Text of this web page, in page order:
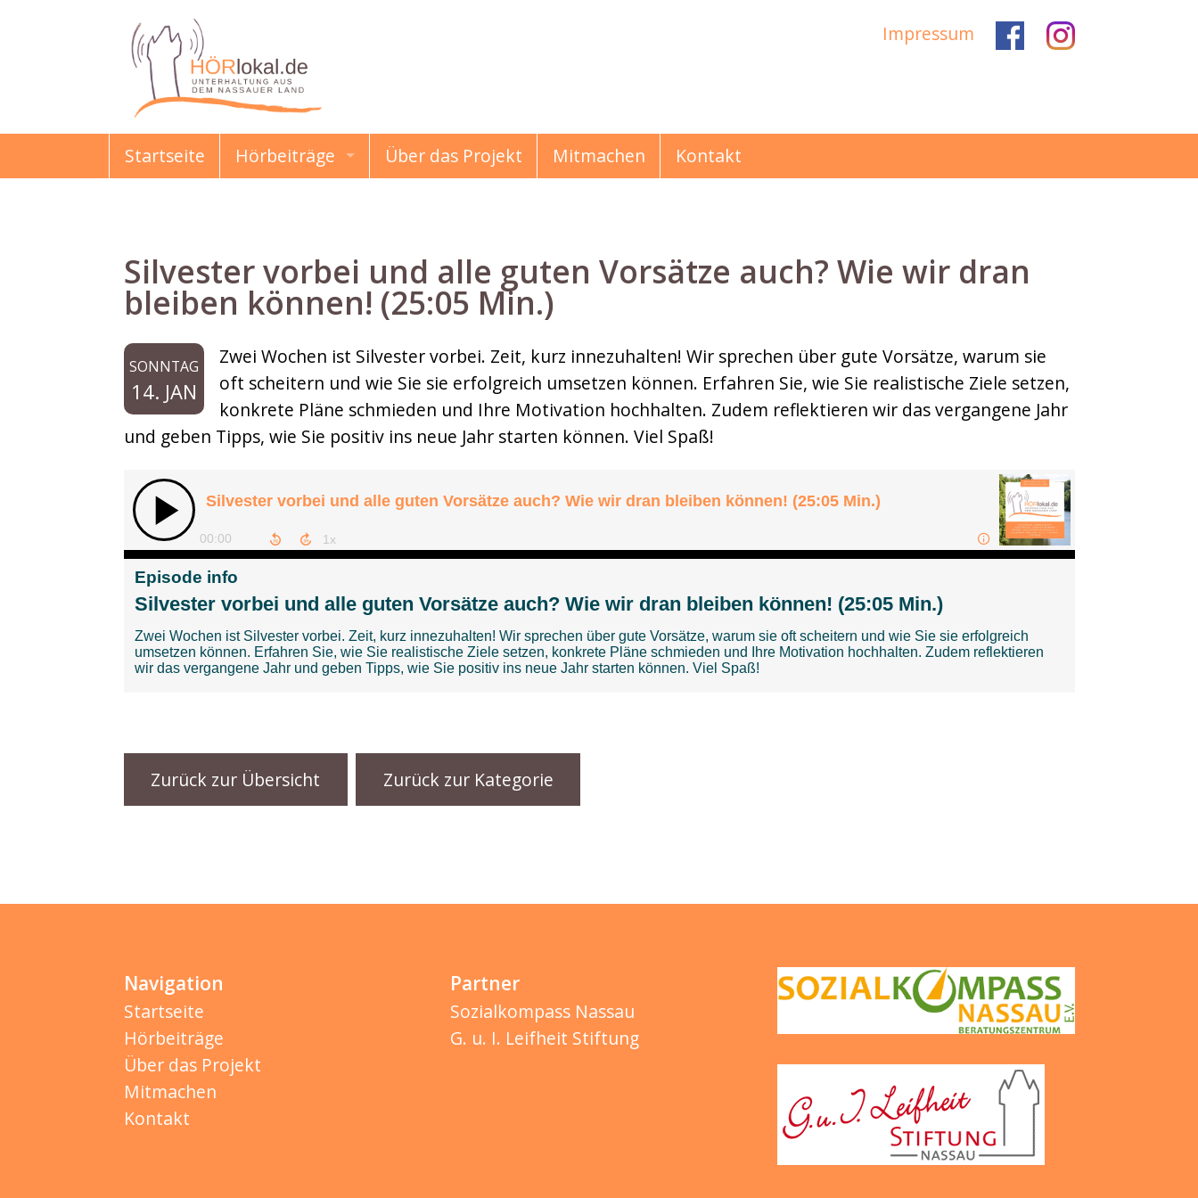
Impressum
Startseite
Hörbeiträge
Damals & Heute
Kindermund
Musikbox
Über das Projekt Mitmachen Kontakt
Silvester vorbei und alle guten Vorsätze auch? Wie wir dran
bleiben können! (25:05 Min.)
SONNTAG
14. JAN
Zwei Wochen ist Silvester vorbei. Zeit, kurz innezuhalten! Wir sprechen über gute Vorsätze, warum sie
oft scheitern und wie Sie sie erfolgreich umsetzen können. Erfahren Sie, wie Sie realistische Ziele setzen,
konkrete Pläne schmieden und Ihre Motivation hochhalten. Zudem reflektieren wir das vergangene Jahr
und geben Tipps, wie Sie positiv ins neue Jahr starten können. Viel Spaß!
Zurück zur Übersicht Zurück zur Kategorie
Navigation
Startseite
Hörbeiträge
Über das Projekt
Mitmachen
Kontakt
Partner
Sozialkompass Nassau
G. u. I. Leifheit Stiftung